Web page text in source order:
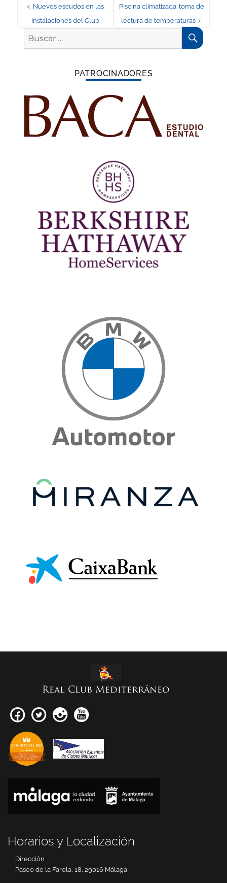
Navegación
de
entradas
< Entrada
anterior:
Nuevos escudos en las
instalaciones del Club
Entrada
siguiente:
Piscina climatizada: toma de
lectura de temperaturas >
Buscar
por:
PATROCINADORES
Real Club Mediterráneo
Horarios y Localización
Dirección
Paseo de la Farola, 18, 29016 Málaga